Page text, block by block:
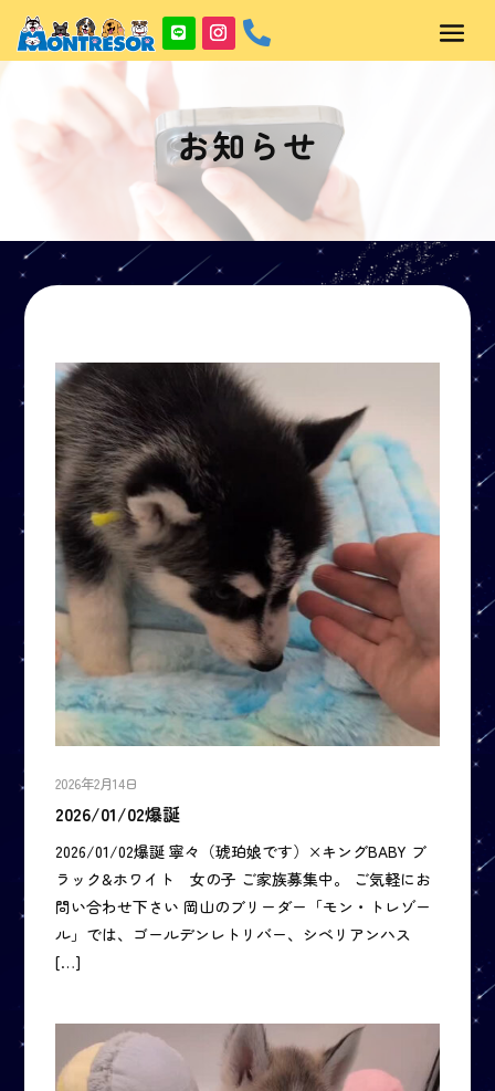

お知らせ
2026年2月14日
2026/01/02爆誕
2026/01/02爆誕 寧々（琥珀娘です）×キングBABY ブ
ラック&ホワイト 女の子 ご家族募集中。 ご気軽にお
問い合わせ下さい 岡山のブリーダー「モン・トレゾー
ル」では、ゴールデンレトリバー、シベリアンハス
[…]